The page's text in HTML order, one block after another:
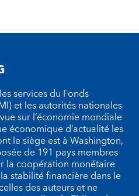
services du Fonds
et les autorités nationales
sur l’économie mondiale
économique d’actualité les
le siège est à Washington,
de 191 pays membres
la coopération monétaire
stabilité financière dans le
des auteurs et ne